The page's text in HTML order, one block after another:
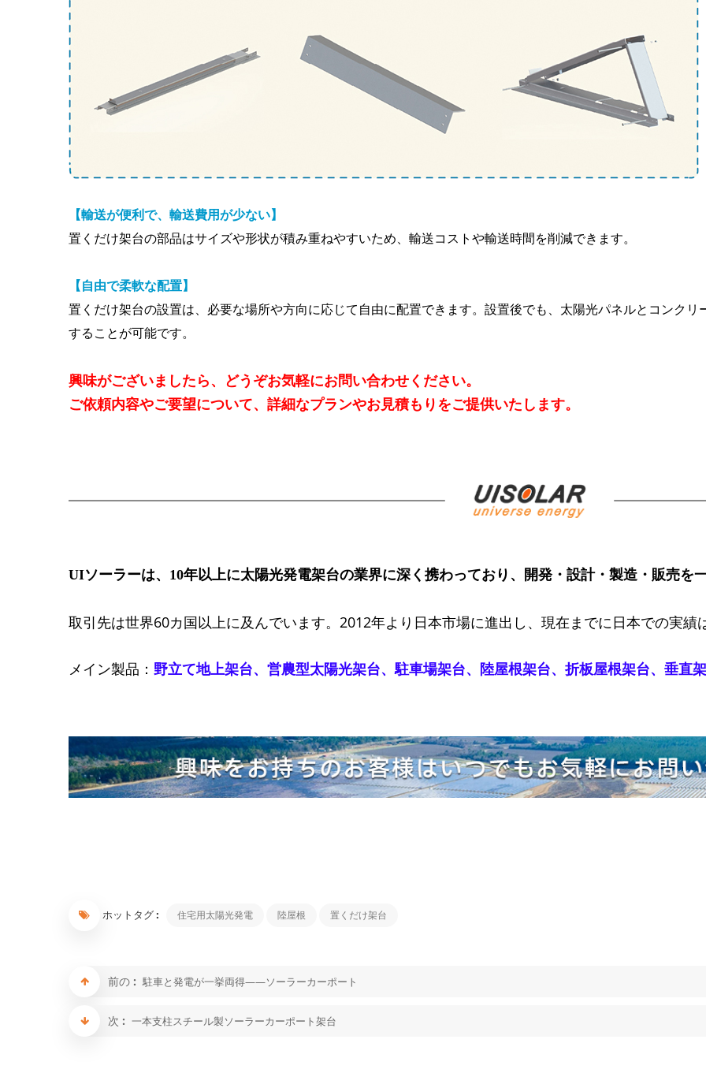
【輸送が便利で、輸送費用が少ない】
置くだけ架台の部品はサイズや形状が積み重ねやすいため、輸送コストや輸送時間を削減できます。
【自由で柔軟な配置】
置くだけ架台の設置は、必要な場所や方向に応じて自由に配置できます。設置後でも、太陽光パネルとコンク
することが可能です。
興味がございましたら、どうぞお気軽にお問い合わせください。
ご依頼内容やご要望について、詳細なプランやお見積もりをご提供いたします。
UIソーラーは、10年以上に太陽光発電架台の業界に深く携わっており、開発・設計・製造・販売を
取引先は世界60カ国以上に及んでいます。2012年より日本市場に進出し、現在までに日本での実績
メイン製品： 野立て地上架台、 営農型太陽光架台、駐車場架台、 陸屋根架台、 折板屋根架台、 垂直
ホットタグ : 住宅用太陽光発電 陸屋根 置くだけ架台
前の : 駐車と発電が一挙両得——ソーラーカーポート
次 : 一本支柱スチール製ソーラーカーポート架台